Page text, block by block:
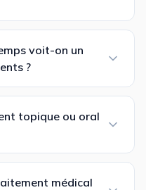
voit-on un
?
topique ou oral
médical